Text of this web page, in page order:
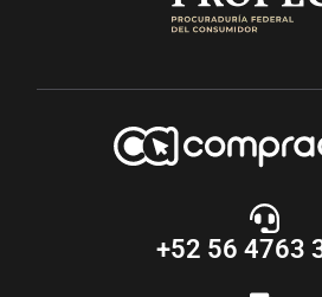
+52 56 4763